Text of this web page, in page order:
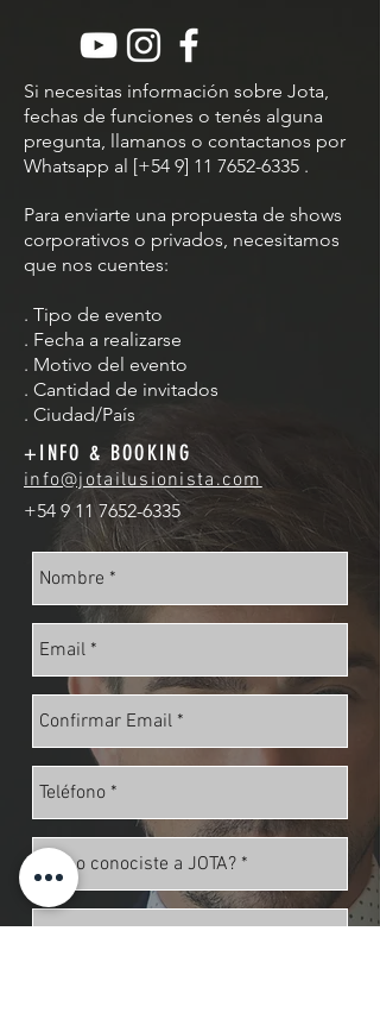
Si necesitas información sobre Jota,
fechas de funciones o tenés alguna
pregunta, llamanos o contactanos por
Whatsapp al [+54 9] 11 7652-6335 .
Para enviarte una propuesta de shows
corporativos o privados, necesitamos
que nos cuentes:
. Tipo de evento
. Fecha a realizarse
. Motivo del evento
. Cantidad de invitados
. Ciudad/País
+INFO & BOOKING
info@jotailusionista.com
+54 9 11 7652-6335